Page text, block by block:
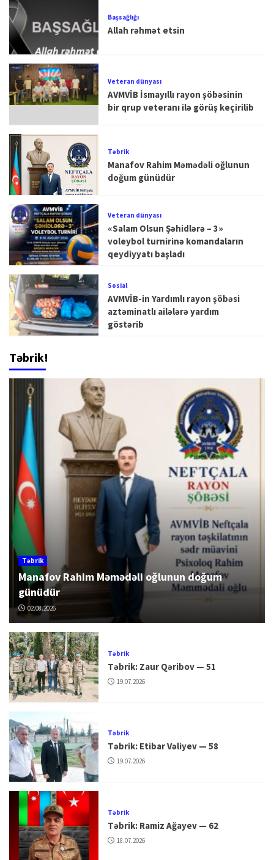
Başsağlığı
Allah rəhmət etsin
Veteran dünyası
AVMVİB İsmayıllı rayon şöbəsinin
bir qrup veteranı ilə görüş keçirilib
Təbrik
Manafov Rahim Məmədəli oğlunun
doğum günüdür
Veteran dünyası
«Salam Olsun Şəhidlərə – 3»
voleybol turnirinə komandaların
qeydiyyatı başladı
Sosial
AVMVİB-in Yardımlı rayon şöbəsi
aztəminatlı ailələrə yardım
göstərib
Təbrik!
Təbrik
Manafov Rahim Məmədəli oğlunun doğum
günüdür
02.08.2026
Təbrik
Təbrik: Zaur Qəribov — 51
19.07.2026
Təbrik
Təbrik: Etibar Vəliyev — 58
19.07.2026
Təbrik
Təbrik: Ramiz Ağayev — 62
18.07.2026